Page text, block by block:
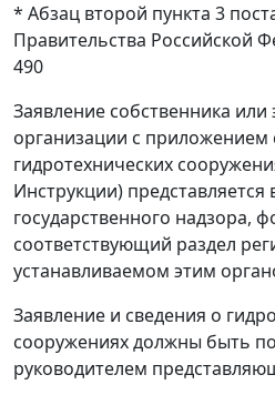
* Абзац второй пункта 3
Правительства Российской
490
Заявление собственника
организации с приложением
гидротехнических
Инструкции) представляется
государственного надзора,
соответствующий раздел
устанавливаемом этим
Заявление и сведения о
сооружениях должны быть
руководителем